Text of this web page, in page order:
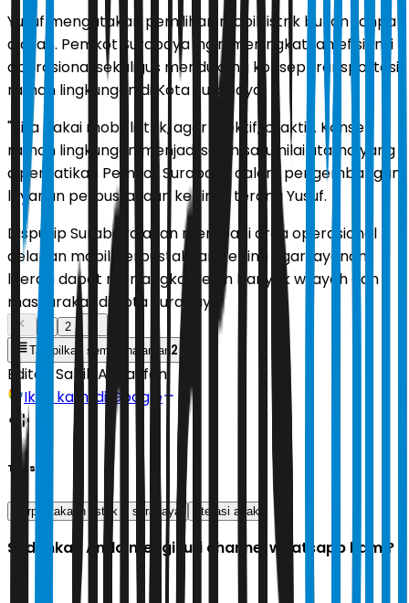
Yusuf mengatakan pemilihan mobil listrik bukan tanpa
alasan. Pemkot Surabaya ingin meningkatkan efisiensi
operasional sekaligus mendukung konsep transportasi
ramah lingkungan di Kota Surabaya.
"Kita pakai mobil listrik, agar efektif, praktis. Konsep
ramah lingkungan menjadi salah satu nilai utama yang
diperhatikan Pemkot Surabaya dalam pengembangan
layanan perpustakaan keliling," terang Yusuf.
Dispusip Surabaya akan membagi area operasional
delapan mobil perpustakaan keliling agar layanan
literasi dapat menjangkau lebih banyak wilayah dan
masyarakat di Kota Surabaya.
2
Tampilkan semua halaman 2
Editor: Sabik Aji Taufan
Ikuti kami di Google
Tags
perpustakaan listrik surabaya literasi anak
Sudahkah Anda mengikuti channel whatsapp kami?